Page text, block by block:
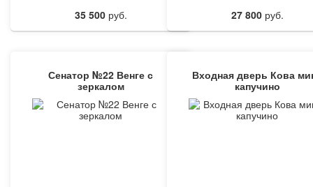
35 500руб. 27 800руб.
Сенатор №22 Венге с
зеркалом
Входная дверь Кова
капучино